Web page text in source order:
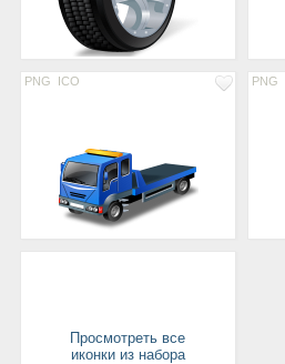
PNG ICO PNG
Просмотреть все
иконки из набора